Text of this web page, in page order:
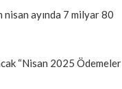
nisan ayında 7 milyar 80
“Nisan 2025 Ödemeler